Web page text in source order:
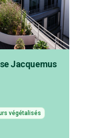
Jacquemus
végétalisés